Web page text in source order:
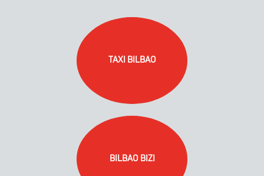
TAXI BILBAO
BILBAO BIZI